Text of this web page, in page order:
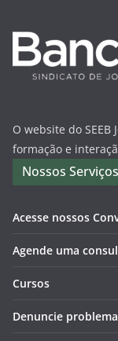
O website do
formação e
Nossos Serviços
Acesse nossos
Agende uma
Cursos
Denuncie